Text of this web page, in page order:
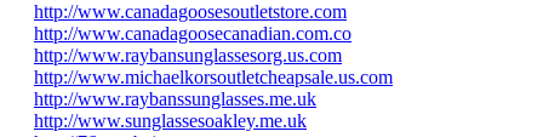
http://www.canadagoosesoutletstore.com
http://www.canadagoosecanadian.com.co
http://www.raybansunglassesorg.us.com
http://www.michaelkorsoutletcheapsale.us.com
http://www.raybanssunglasses.me.uk
http://www.sunglassesoakley.me.uk